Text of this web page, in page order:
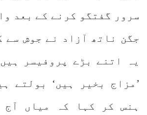
سرور گفتگو کرنے کے بعد
جگن ناتھ آزاد نے جوش سے
یہ اتنے بڑے پروفیسر
’مزاج بخیر ہیں‘ بولتے
ہنس کر کہا کہ میاں